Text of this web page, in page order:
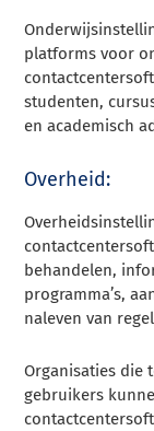
platforms voor
studenten,
en academisch
Overheid:
behandelen,
programma’s,
naleven van
Organisaties die
gebruikers